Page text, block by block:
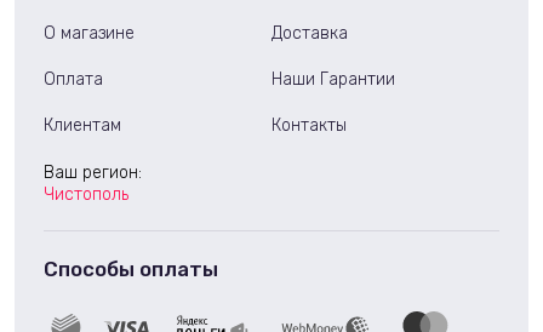
О магазине Доставка
Оплата Наши Гарантии
Клиентам Контакты
Ваш регион:
Чистополь
Способы оплаты